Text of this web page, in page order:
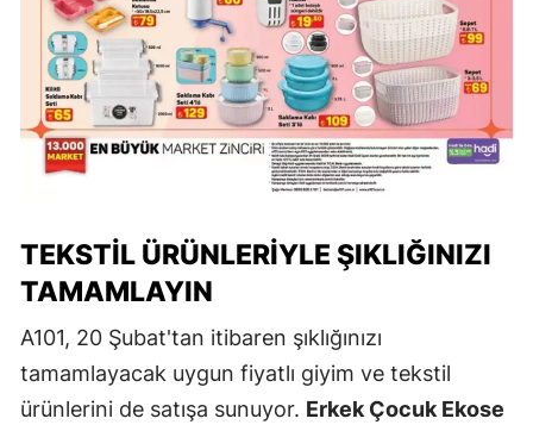
TEKSTIL ÜRÜNLERIYLE ŞIKLIĞINIZI
TAMAMLAYIN
A101, 20 Şubat'tan itibaren şıklığınızı
tamamlayacak uygun fiyatlı giyim ve tekstil
ürünlerini de satışa sunuyor. Erkek Çocuk Ekose